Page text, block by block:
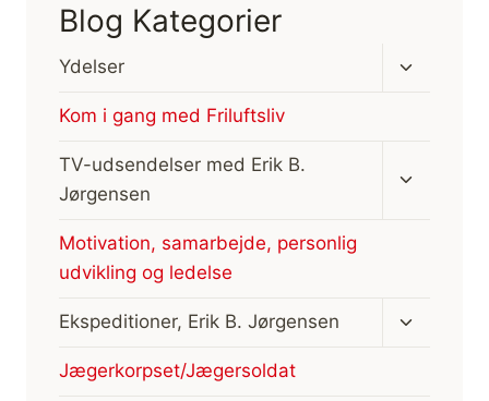
Blog Kategorier
Ydelser
Skift
Kom i gang med Friluftsliv
TV-udsendelser med Erik B.
Jørgensen
Motivation, samarbejde, personlig
udvikling og ledelse
Ekspeditioner, Erik B. Jørgensen
Skift
Jægerkorpset/Jægersoldat